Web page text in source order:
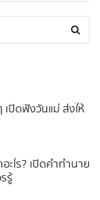
เปิดฟังวันแม่ ส่งให้
ไร? เปิดคำทำนาย
รู้